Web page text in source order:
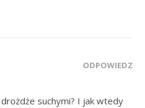
ODPOWIEDZ
suchymi? I jak wtedy